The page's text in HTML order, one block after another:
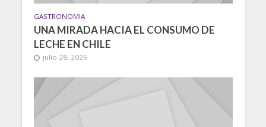
GASTRONOMIA
UNA MIRADA HACIA EL CONSUMO DE
LECHE EN CHILE
julio 28, 2026